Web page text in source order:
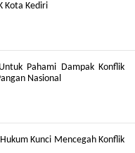
Kota Kediri
Pahami Dampak Konflik
Nasional
Kunci Mencegah Konflik